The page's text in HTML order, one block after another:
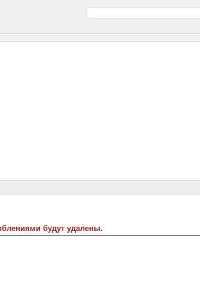
будут удалены.